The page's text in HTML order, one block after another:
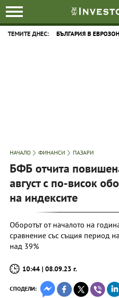
ТЕМИТЕ ДНЕС: БЪЛГАРИЯ В
НАЧАЛО ФИНАНСИ ПАЗАРИ
БФБ отчита
август с по-висок
на индексите
Оборотът от началото на
сравнение със същия период
над 39%
10:44 | 08.09.23 г.
СПОДЕЛИ: